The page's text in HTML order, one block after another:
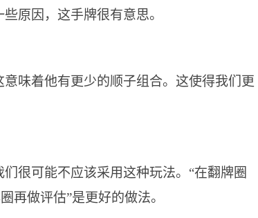
原因，这手牌很有意思。
味着他有更少的顺子组合。这使得我们更
很可能不应该采用这种玩法。“在翻牌圈
再做评估”是更好的做法。